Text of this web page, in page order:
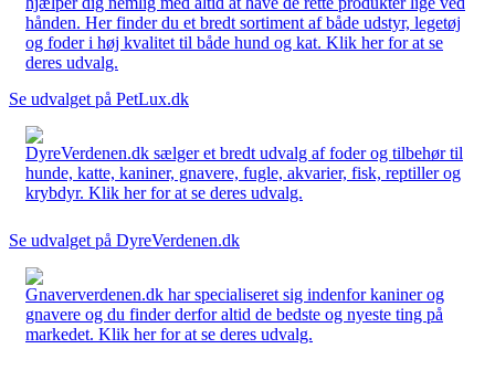
hånden. Her finder du et bredt sortiment af både udstyr, legetøj
og foder i høj kvalitet til både hund og kat. Klik her for at se
deres udvalg.
Se udvalget på PetLux.dk
DyreVerdenen.dk sælger et bredt udvalg af foder og tilbehør til
hunde, katte, kaniner, gnavere, fugle, akvarier, fisk, reptiller og
krybdyr. Klik her for at se deres udvalg.
Se udvalget på DyreVerdenen.dk
Gnaververdenen.dk har specialiseret sig indenfor kaniner og
gnavere og du finder derfor altid de bedste og nyeste ting på
markedet. Klik her for at se deres udvalg.